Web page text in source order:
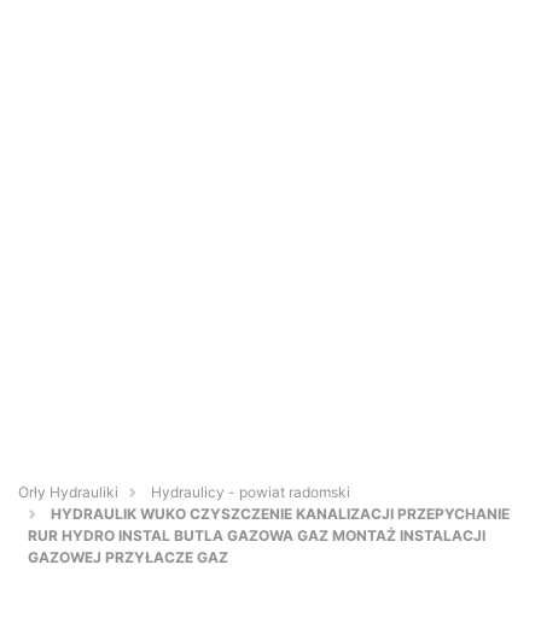
Orły Hydrauliki
Hydraulicy - powiat radomski
HYDRAULIK WUKO CZYSZCZENIE KANALIZACJI PRZEPYCHANIE
RUR HYDRO INSTAL BUTLA GAZOWA GAZ MONTAŻ INSTALACJI
GAZOWEJ PRZYŁACZE GAZ